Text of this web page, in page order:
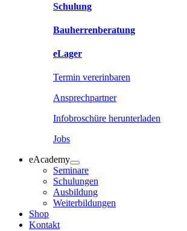
Schulung
Bauherrenberatung
eLager
Termin vererinbaren
Ansprechpartner
Infobroschüre herunterladen
Jobs
eAcademy
Seminare
Schulungen
Ausbildung
Weiterbildungen
Shop
Kontakt